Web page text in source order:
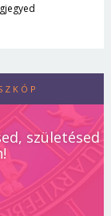
születésed